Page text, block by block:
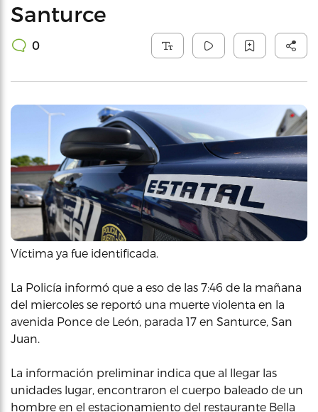
Santurce
0
Víctima ya fue identificada.
La Policía informó que a eso de las 7:46 de la mañana
del miercoles se reportó una muerte violenta en la
avenida Ponce de León, parada 17 en Santurce, San
Juan.
La información preliminar indica que al llegar las
unidades lugar, encontraron el cuerpo baleado de un
hombre en el estacionamiento del restaurante Bella